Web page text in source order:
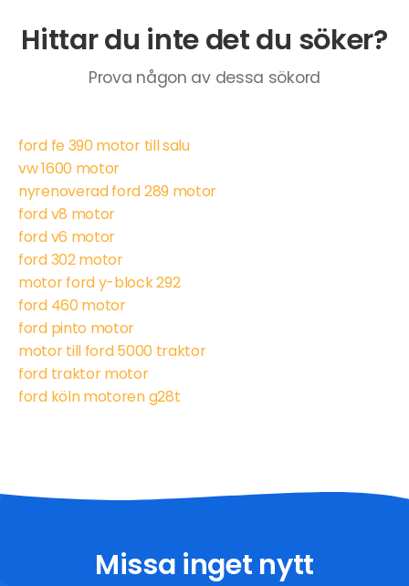
Hittar du inte det du söker?
Prova någon av dessa sökord
ford fe 390 motor till salu
vw 1600 motor
nyrenoverad ford 289 motor
ford v8 motor
ford v6 motor
ford 302 motor
motor ford y-block 292
ford 460 motor
ford pinto motor
motor till ford 5000 traktor
ford traktor motor
ford köln motoren g28t
Missa inget nytt